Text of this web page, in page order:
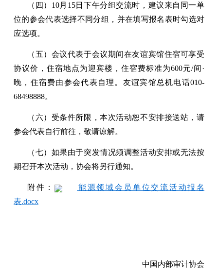
（四）10月15日下午分组交流时，建议来自同一单
位的参会代表选择不同分组，并在填写报名表时勾选对
应选项。
（五）会议代表于会议期间在友谊宾馆住宿可享受
协议价，住宿地点为迎宾楼，住宿费标准为600元/间·
晚，住宿费由参会代表自理。友谊宾馆总机电话010-
68498888。
（六）受条件所限，本次活动恕不安排接送站，请
参会代表自行前往，敬请谅解。
（七）如果由于突发情况须调整活动安排或无法按
期召开本次活动，协会将另行通知。
附件：
能源领域会员单位交流活动报名
表.docx
中国内部审计协会